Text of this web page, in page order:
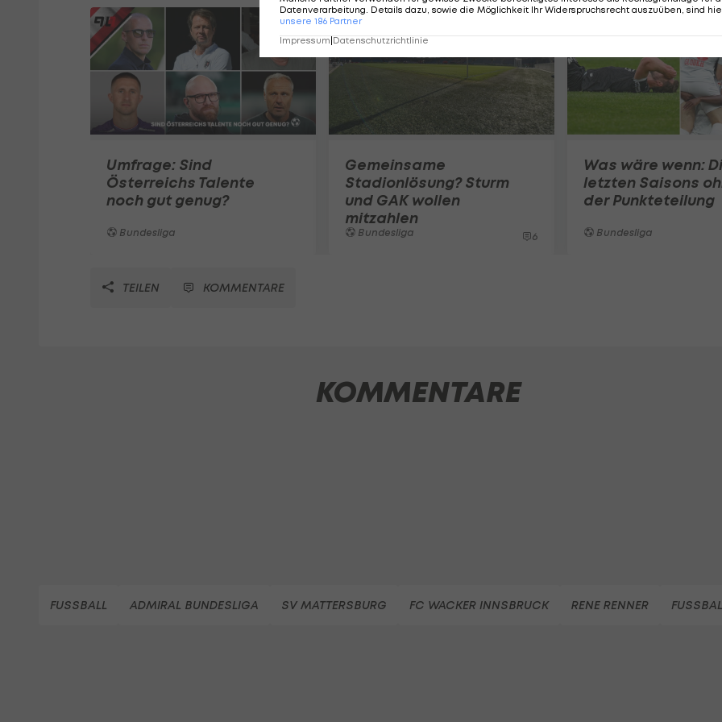
Umfrage: Sind
Österreichs Talente
noch gut genug?
Bundesliga
Gemeinsame
Stadionlösung? Sturm
und GAK wollen
mitzahlen
Bundesliga 6
Was wäre wenn:
letzten Saisons
der Punkteteilung
Bundesliga
TEILEN KOMMENTARE
KOMMENTARE
FUSSBALL ADMIRAL BUNDESLIGA SV MATTERSBURG FC WACKER INNSBRUCK RENE RENNER
Datenverarbeitung. Details dazu, sowie die Möglichkeit Ihr Widerspruchsrecht auszuüben, sind
unsere 186 Partner
Impressum Datenschutzrichtlinie